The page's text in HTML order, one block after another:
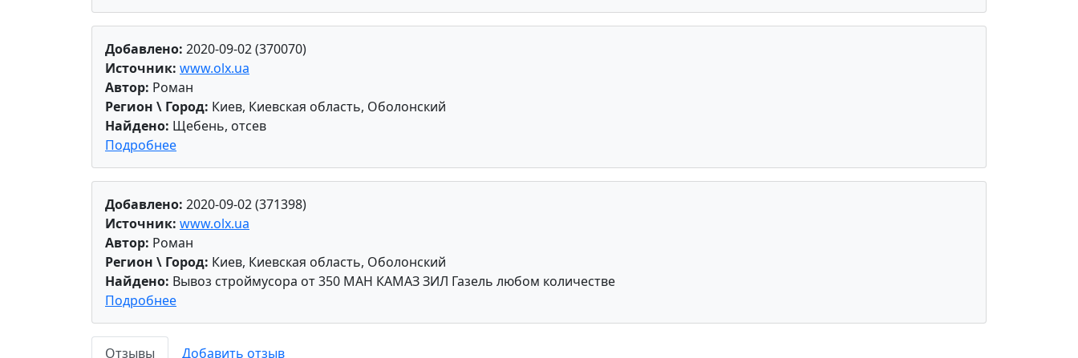
Добавлено: 2020-09-02 (370070)
Источник: www.olx.ua
Автор: Роман
Регион \ Город: Киев, Киевская область, Оболонский
Найдено: Щебень, отсев
Подробнее
Добавлено: 2020-09-02 (371398)
Источник: www.olx.ua
Автор: Роман
Регион \ Город: Киев, Киевская область, Оболонский
Найдено: Вывоз строймусора от 350 МАН КАМАЗ ЗИЛ Газель любом количестве
Подробнее
Отзывы Добавить отзыв